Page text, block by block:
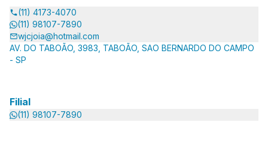
(11) 4173-4070
(11) 98107-7890
wjcjoia@hotmail.com
AV. DO TABOÃO, 3983, TABOÃO, SAO BERNARDO DO CAMPO
- SP
Filial
(11) 98107-7890